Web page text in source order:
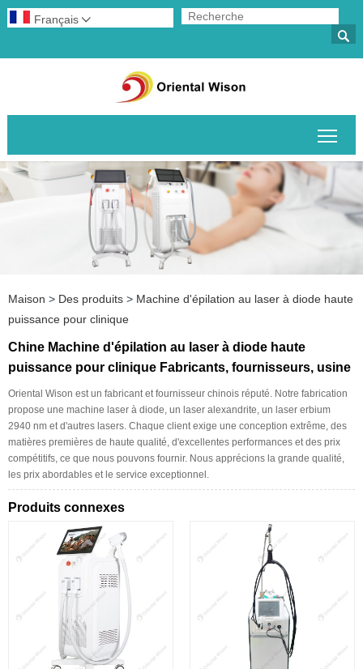

Français 
Maison > Des produits > Machine d'épilation au laser à diode haute
puissance pour clinique
Chine Machine d'épilation au laser à diode haute
puissance pour clinique Fabricants, fournisseurs, usine
Oriental Wison est un fabricant et fournisseur chinois réputé. Notre fabrication
propose une machine laser à diode, un laser alexandrite, un laser erbium
2940 nm et d'autres lasers. Chaque client exige une conception extrême, des
matières premières de haute qualité, d'excellentes performances et des prix
compétitifs, ce que nous pouvons fournir. Nous apprécions la grande qualité,
les prix abordables et le service exceptionnel.
Produits connexes